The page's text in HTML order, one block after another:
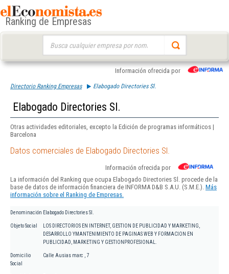
Ranking de Empresas
Información ofrecida por
Directorio Ranking Empresas Elabogado Directories Sl.
Elabogado Directories Sl.
Otras actividades editoriales, excepto la Edición de programas informáticos |
Barcelona
Datos comerciales de Elabogado Directories Sl.
Información ofrecida por
La información del Ranking que ocupa Elabogado Directories Sl. procede de la
base de datos de información financiera de INFORMA D&B S.A.U. (S.M.E.). Más
información sobre el Ranking de Empresas.
Denominación Elabogado Directories Sl.
Objeto Social
LOS DIRECTORIOS EN INTERNET, GESTION DE PUBLICIDAD Y MARKETING,
DESARROLLO YMANTENIMIENTO DE PAGINAS WEB Y FORMACION EN
PUBLICIDAD, MARKETING Y GESTIONPROFESIONAL.
Domicilio
Social
Calle Ausias marc , 7